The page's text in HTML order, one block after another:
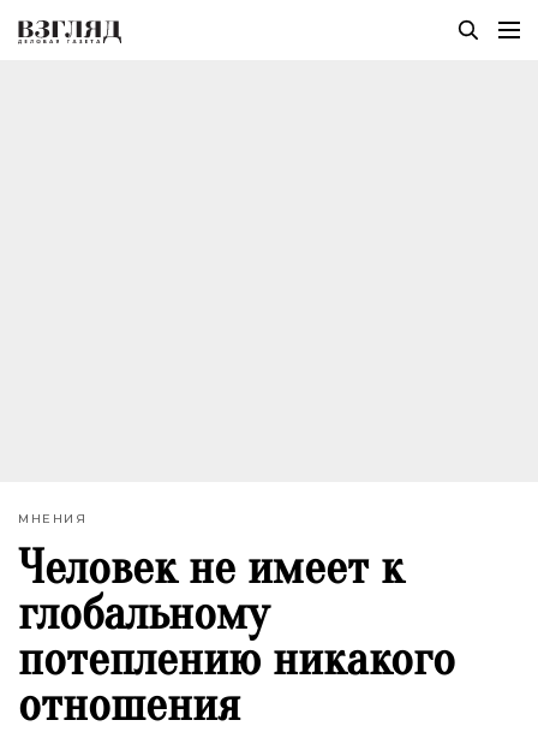
МНЕНИЯ
Человек не имеет к
глобальному
потеплению никакого
отношения